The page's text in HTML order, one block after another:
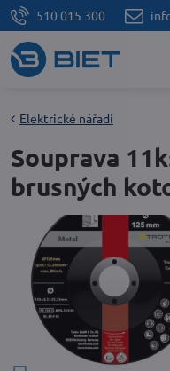
510 015 300
Elektrické nářadí
Souprava
brusných